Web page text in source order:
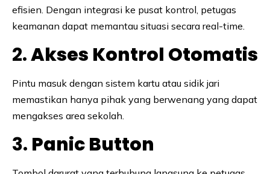
efisien. Dengan integrasi ke pusat kontrol, petugas
keamanan dapat memantau situasi secara real-time.
2.Akses Kontrol Otomatis
Pintu masuk dengan sistem kartu atau sidik jari
memastikan hanya pihak yang berwenang yang dapat
mengakses area sekolah.
3. Panic Button